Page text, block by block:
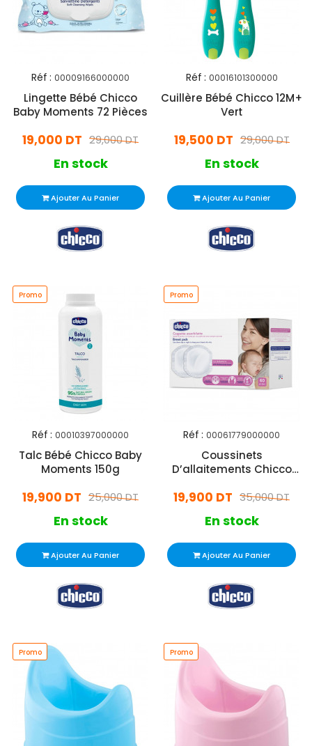
Réf : 00009166000000
Lingette Bébé Chicco
Baby Moments 72 Pièces
29,000 DT
19,000 DT
En stock
Ajouter Au Panier
Réf : 00016101300000
Cuillère Bébé Chicco 12M+
Vert
29,000 DT
19,500 DT
En stock
Ajouter Au Panier
Promo
Réf : 00010397000000
Talc Bébé Chicco Baby
Moments 150g
25,000 DT
19,900 DT
En stock
Ajouter Au Panier
Promo
Réf : 00061779000000
Coussinets
D’allaitements Chicco
35,000 DT
19,900 DT
En stock
Ajouter Au Panier
Promo Promo